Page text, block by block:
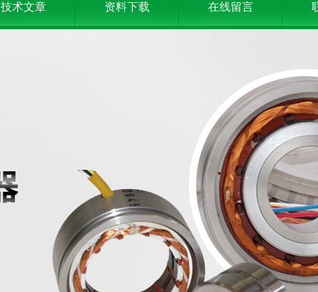
技术文章 资料下载 在线留言